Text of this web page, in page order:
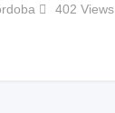
402 Views